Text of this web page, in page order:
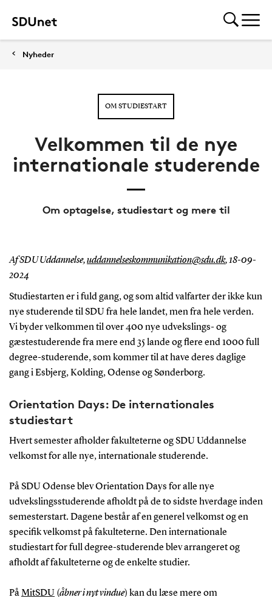
Nyheder
OM STUDIESTART
Velkommen til de nye
internationale studerende
Om optagelse, studiestart og mere til
Af SDU Uddannelse,uddannelseskommunikation@sdu.dk,18-09-
2024
Studiestarten er i fuld gang, og som altid valfarter der ikke kun
nye studerende til SDU fra hele landet, men fra hele verden.
Vi byder velkommen til over 400 nye udvekslings- og
gæstestuderende fra mere end 35 lande og flere end 1000 full
degree-studerende, som kommer til at have deres daglige
gang i Esbjerg, Kolding, Odense og Sønderborg.
Orientation Days: De internationales
studiestart
Hvert semester afholder fakulteterne og SDU Uddannelse
velkomst for alle nye, internationale studerende.
På SDU Odense blev Orientation Days for alle nye
udvekslingsstuderende afholdt på de to sidste hverdage inden
semesterstart. Dagene består af en generel velkomst og en
specifik velkomst på fakulteterne. Den internationale
studiestart for full degree-studerende blev arrangeret og
afholdt af fakulteterne og de enkelte studier.
PåMitSDU(åbner i nyt vindue) kan du læse mere om